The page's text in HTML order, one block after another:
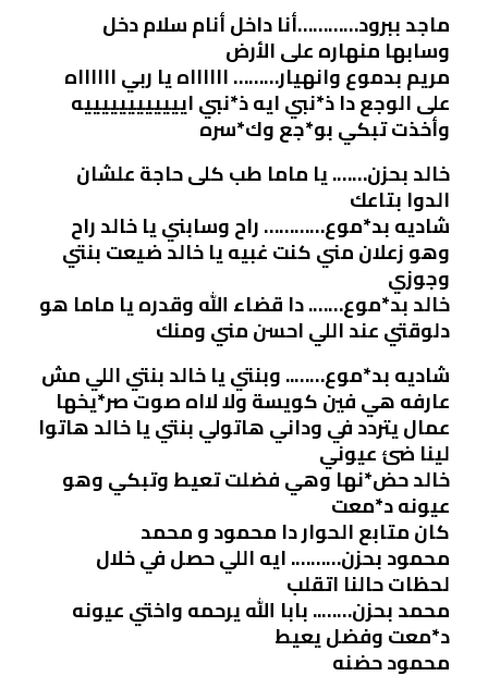
ماجد ببرود…………أنا داخل أنام سلام دخل
وسابها منهاره على الأرض
مريم بدموع وانهيار……… ااااااه يا ربي ااااااه
على الوجع دا ذ*نبي ايه ذ*نبي اييييييييييييه
وأخذت تبكي بو*جع وك*سره
خالد بحزن……. يا ماما طب كلى حاجة علشان
الدوا بتاعك
شاديه بد*موع………… راح وسابني يا خالد راح
وهو زعلان مني كنت غبيه يا خالد ضيعت بنتي
وجوزي
خالد بد*موع……. دا قضاء الله وقدره يا ماما هو
دلوقتي عند اللي احسن مني ومنك
شاديه بد*موع…….. وبنتي يا خالد بنتي اللي مش
عارفه هي فين كويسة ولا لااه صوت صر*يخها
عمال يتردد في وداني هاتولي بنتي يا خالد هاتوا
لينا ضئ عيوني
خالد حض*نها وهي فضلت تعيط وتبكي وهو
عيونه د*معت
كان متابع الحوار دا محمود و محمد
محمود بحزن………. ايه اللي حصل في خلال
لحظات حالنا اتقلب
محمد بحزن…….. بابا الله يرحمه واختي عيونه
د*معت وفضل يعيط
محمود حضنه